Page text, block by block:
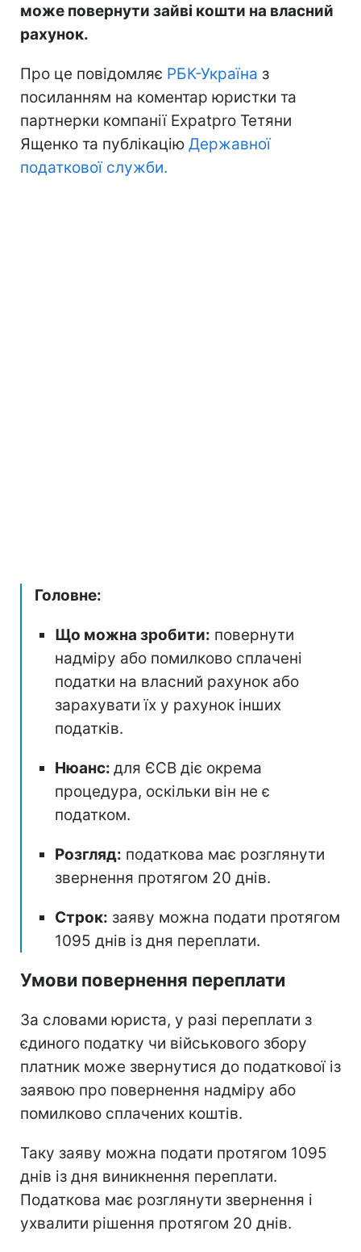
може повернути зайві кошти на власний
рахунок.
Про це повідомляє РБК-Україна з
посиланням на коментар юристки та
партнерки компанії Expatpro Тетяни
Ященко та публікацію Державної
податкової служби.
Головне:
Що можна зробити: повернути
надміру або помилково сплачені
податки на власний рахунок або
зарахувати їх у рахунок інших
податків.
Нюанс: для ЄСВ діє окрема
процедура, оскільки він не є
податком.
Розгляд: податкова має розглянути
звернення протягом 20 днів.
Строк: заяву можна подати протягом
1095 днів із дня переплати.
Умови повернення переплати
За словами юриста, у разі переплати з
єдиного податку чи військового збору
платник може звернутися до податкової із
заявою про повернення надміру або
помилково сплачених коштів.
Таку заяву можна подати протягом 1095
днів із дня виникнення переплати.
Податкова має розглянути звернення і
ухвалити рішення протягом 20 днів.